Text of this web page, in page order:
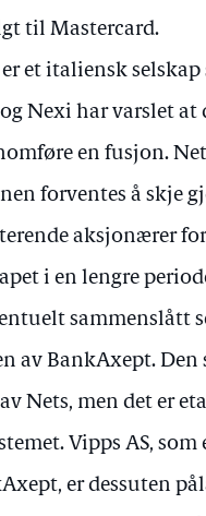
til Mastercard.
et italiensk
Nexi har varslet
en fusjon.
forventes å skje
aksjonærer
i en lengre
sammenslått
av BankAxept. Den
Nets, men det er
Vipps AS,
er dessuten